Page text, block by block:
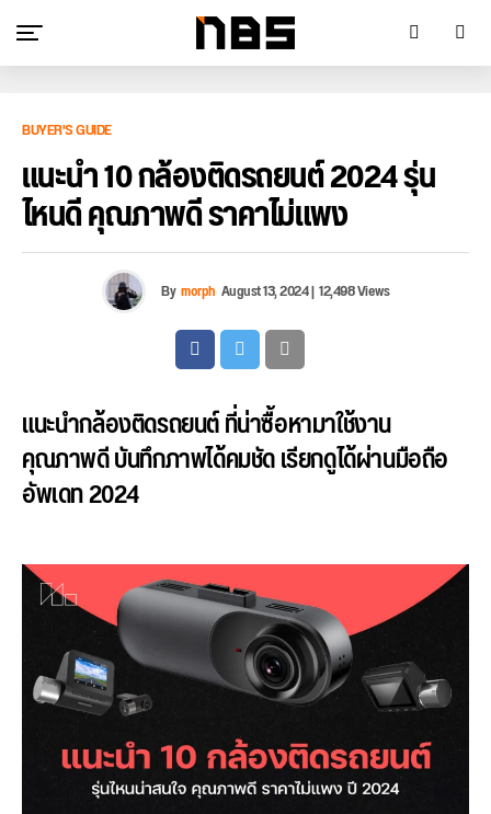
BUYER'S GUIDE
แนะนำ 10 กล้องติดรถยนต์ 2024 รุ่น
ไหนดี คุณภาพดี ราคาไม่แพง
Bymorph August 13, 2024|12,498 Views
แนะนำกล้องติดรถยนต์ ที่น่าซื้อหามาใช้งาน
คุณภาพดี บันทึกภาพได้คมชัด เรียกดูได้ผ่านมือถือ
อัพเดท 2024